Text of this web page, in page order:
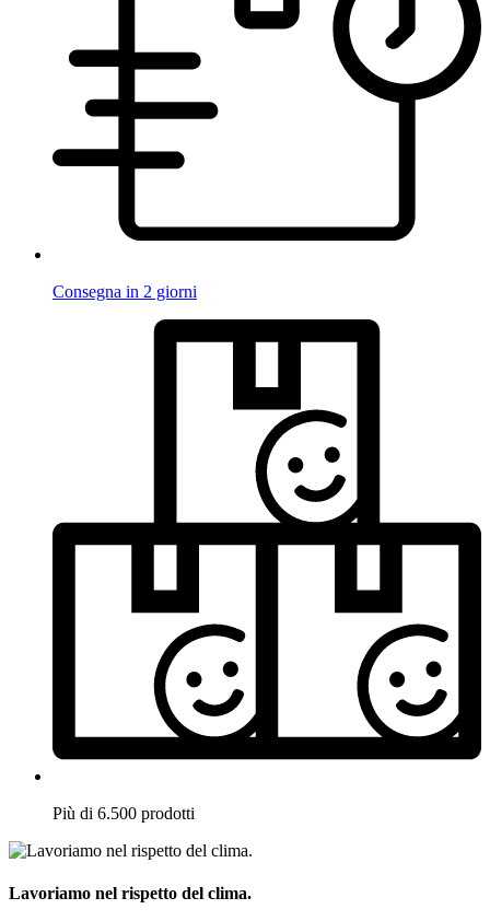
Consegna in 2 giorni
Più di 6.500 prodotti
Lavoriamo nel rispetto del clima.